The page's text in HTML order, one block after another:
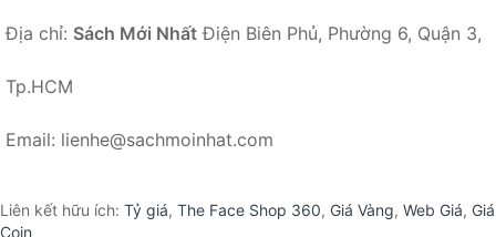
Địa chỉ: Sách Mới Nhất Điện Biên Phủ, Phường 6, Quận 3,
Tp.HCM
Email: lienhe@sachmoinhat.com
Liên kết hữu ích: Tỷ giá, The Face Shop 360, Giá Vàng, Web Giá, Giá
Coin